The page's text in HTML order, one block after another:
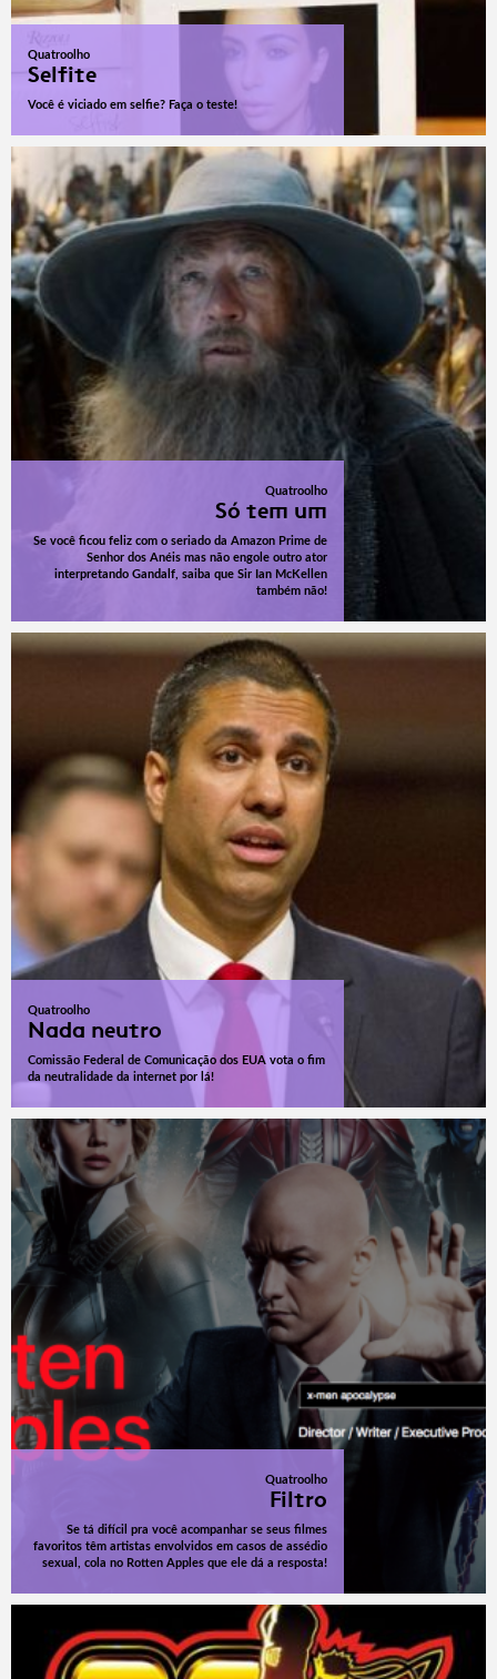
Quatroolho
Selfite
Você é viciado em selfie? Faça o teste!
Quatroolho
Só tem um
Se você ficou feliz com o seriado da Amazon Prime de
Senhor dos Anéis mas não engole outro ator
interpretando Gandalf, saiba que Sir Ian McKellen
também não!
Quatroolho
Nada neutro
Comissão Federal de Comunicação dos EUA vota o fim
da neutralidade da internet por lá!
Quatroolho
Filtro
Se tá difícil pra você acompanhar se seus filmes
favoritos têm artistas envolvidos em casos de assédio
sexual, cola no Rotten Apples que ele dá a resposta!